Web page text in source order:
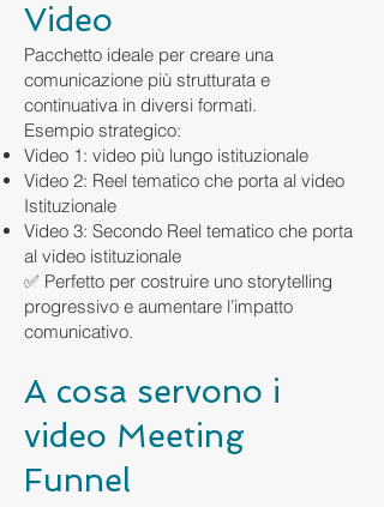
Video
Pacchetto ideale per creare una
comunicazione più strutturata e
continuativa in diversi formati.
Esempio strategico:
Video 1: video più lungo istituzionale
Video 2: Reel tematico che porta al video
Istituzionale
Video 3: Secondo Reel tematico che porta
al video istituzionale
✅ Perfetto per costruire uno storytelling
progressivo e aumentare l’impatto
comunicativo.
A cosa servono i
video Meeting
Funnel